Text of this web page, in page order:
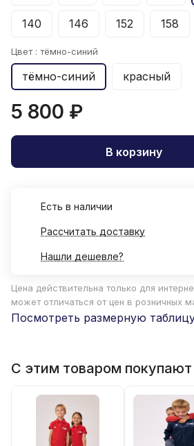
140 146 152 158
Цвет : тёмно-синий
тёмно-синий красный
5 800 ₽
В корзину
Есть в наличии
Рассчитать доставку
Нашли дешевле?
Цена действительна только для
может отличаться от цен в розничных
Посмотреть размерную
С этим товаром покупают